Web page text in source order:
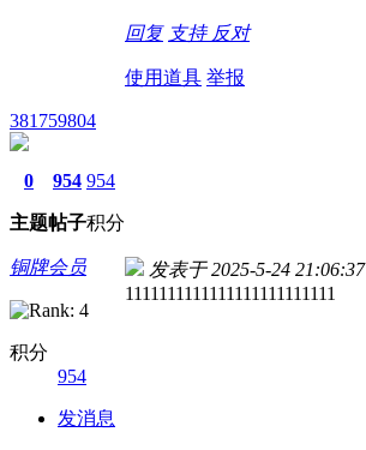
回复 支持 反对
使用道具 举报
381759804
0
主题
954
帖子
954
积分
铜牌会员
积分
954
发消息
发表于 2025-5-24 21:06:37
1111111111111111111111111